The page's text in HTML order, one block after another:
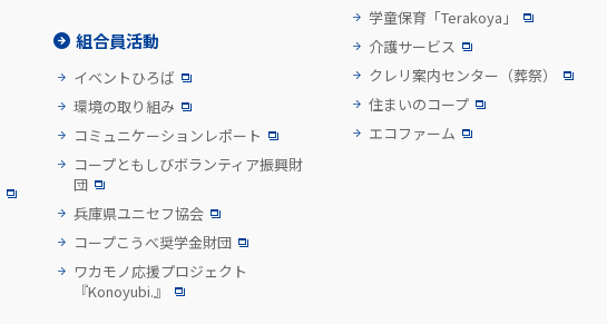
組合員活動
イベントひろば
環境の取り組み
コミュニケーションレポート
コープともしびボランティア振興財
団
兵庫県ユニセフ協会
コープこうべ奨学金財団
ワカモノ応援プロジェクト
『Konoyubi.』
学童保育「Terakoya」
介護サービス
クレリ案内センター （葬祭）
住まいのコープ
エコファーム